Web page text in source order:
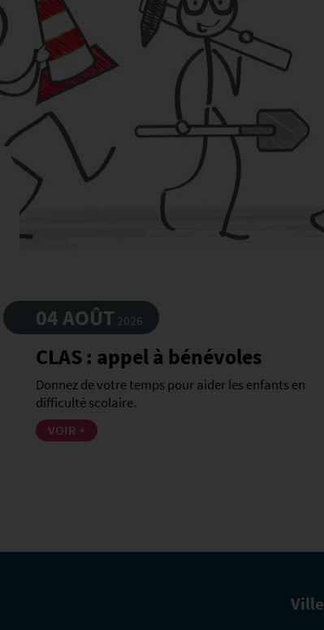
04 AOÛT 2026
CLAS : appel à bénévoles
Donnez de votre temps pour aider les enfants en
difficulté scolaire.
VOIR +